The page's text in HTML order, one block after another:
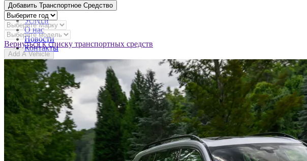
Главная
Услуги
О нас
Новости
Контакты
Звоните!
+375(29)371-44-33
+375(44)371-44-33
Добавить Транспортное Средство
Вернуться к списку транспортных средств
Add A Vehicle